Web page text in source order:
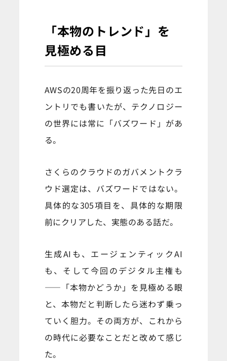
「本物のトレンド」を
見極める目
AWSの20周年を振り返った先日のエ
ントリでも書いたが、テクノロジー
の世界には常に「バズワード」があ
る。
さくらのクラウドのガバメントクラ
ウド選定は、バズワードではない。
具体的な305項目を、具体的な期限
前にクリアした、実態のある話だ。
生成AIも、エージェンティックAI
も、そして今回のデジタル主権も
——「本物かどうか」を見極める眼
と、本物だと判断したら迷わず乗っ
ていく胆力。その両方が、これから
の時代に必要なことだと改めて感じ
た。